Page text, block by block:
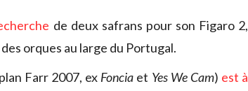
de deux safrans pour son Figaro 2,
orques au large du Portugal.
Farr 2007, ex Foncia et Yes We Cam) est à